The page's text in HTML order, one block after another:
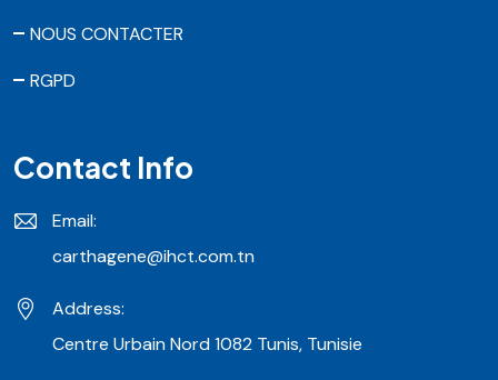
NOUS CONTACTER
RGPD
Contact Info
Email:
carthagene@ihct.com.tn
Address:
Centre Urbain Nord 1082 Tunis, Tunisie